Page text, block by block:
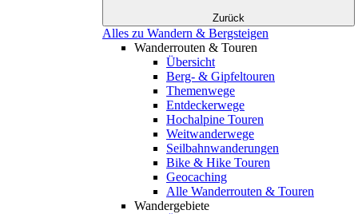
Zurück
Alles zu Wandern & Bergsteigen
Wanderrouten & Touren
Übersicht
Berg- & Gipfeltouren
Themenwege
Entdeckerwege
Hochalpine Touren
Weitwanderwege
Seilbahnwanderungen
Bike & Hike Touren
Geocaching
Alle Wanderrouten & Touren
Wandergebiete